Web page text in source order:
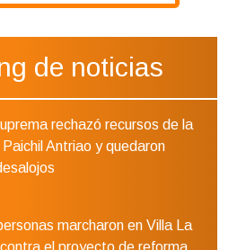
de noticias
rechazó recursos de la
Antriao y quedaron
marcharon en Villa La
el proyecto de reforma